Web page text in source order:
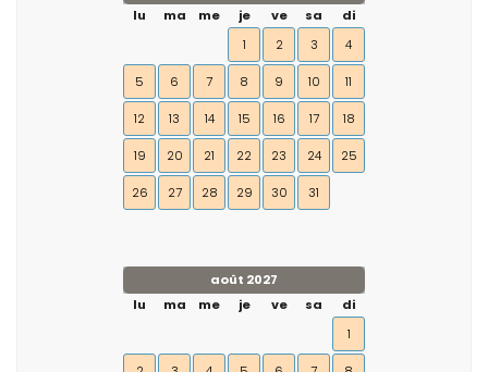
lu
ma me je ve sa
di
1
2 3 4
5 6 7 8 9 10 11
12 13 14 15 16 17 18
19 20 21 22 23 24 25
26 27 28 29 30 31
août 2027
lu
ma me je ve sa
di
1